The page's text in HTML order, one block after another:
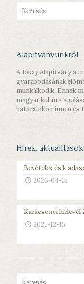
Alapítványunkról
A Jókay Alapítvány a
gyarapodásának
munkálkodik. Ennek
magyar kultúra
határainkon innen és
Hírek, aktualitások
Bevételek és
2026-04-15
Karácsonyi hírlevél
2025-12-15